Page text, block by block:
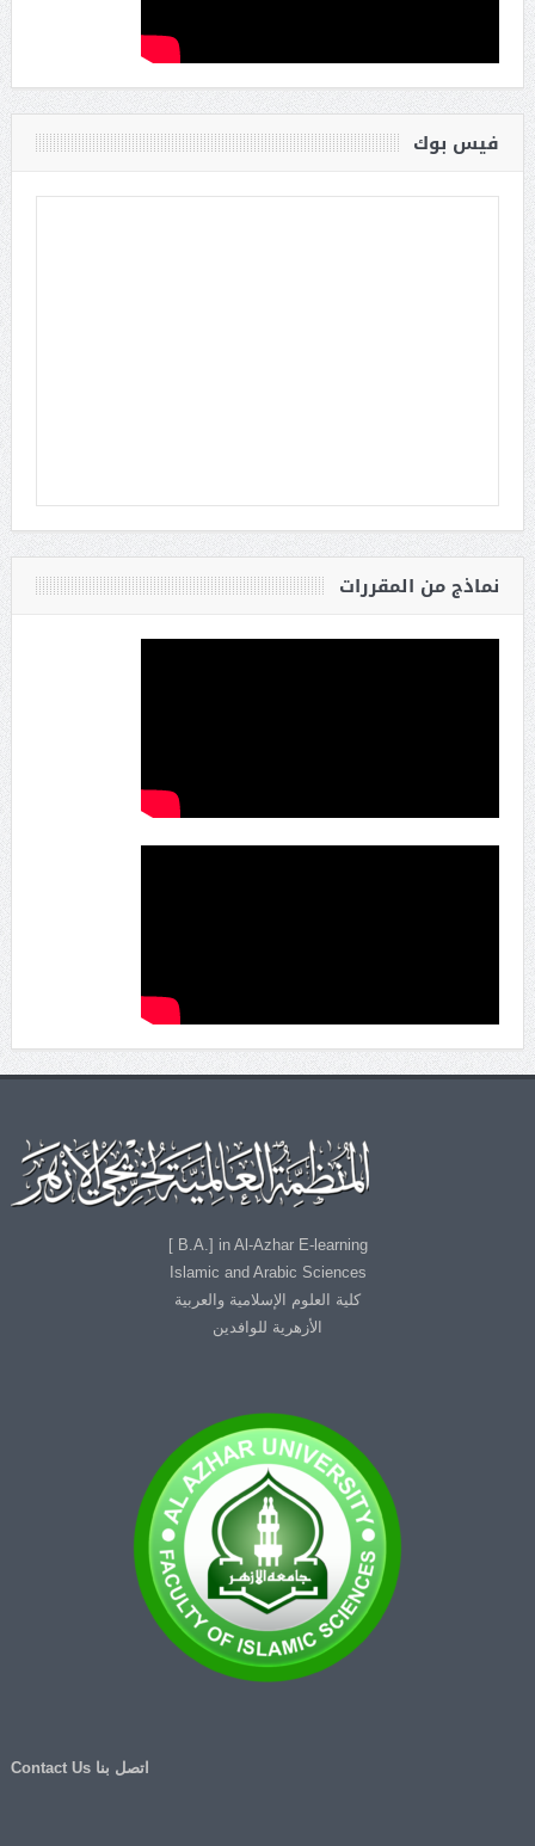
فيس بوك
نماذج من المقررات
B.A.] in Al-Azhar E-learning ]
Islamic and Arabic Sciences
كلية العلوم الإسلامية والعربية
الأزهرية للوافدين
اتصل بنا Contact Us